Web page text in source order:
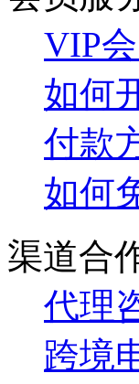
VIP
如何
付款
如何
渠道合
代理
跨境